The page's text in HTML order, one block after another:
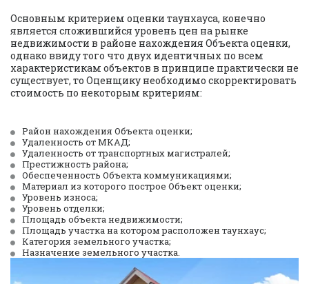
Основным критерием оценки таунхауса, конечно
является сложившийся уровень цен на рынке
недвижимости в районе нахождения Объекта оценки,
однако ввиду того что двух идентичных по всем
характеристикам объектов в принципе практически не
существует, то Оценщику необходимо скорректировать
стоимость по некоторым критериям:
Район нахождения Объекта оценки;
Удаленность от МКАД;
Удаленность от транспортных магистралей;
Престижность района;
Обеспеченность Объекта коммуникациями;
Материал из которого построе Объект оценки;
Уровень износа;
Уровень отделки;
Площадь объекта недвижимости;
Площадь участка на котором расположен таунхаус;
Категория земельного участка;
Назначение земельного участка.